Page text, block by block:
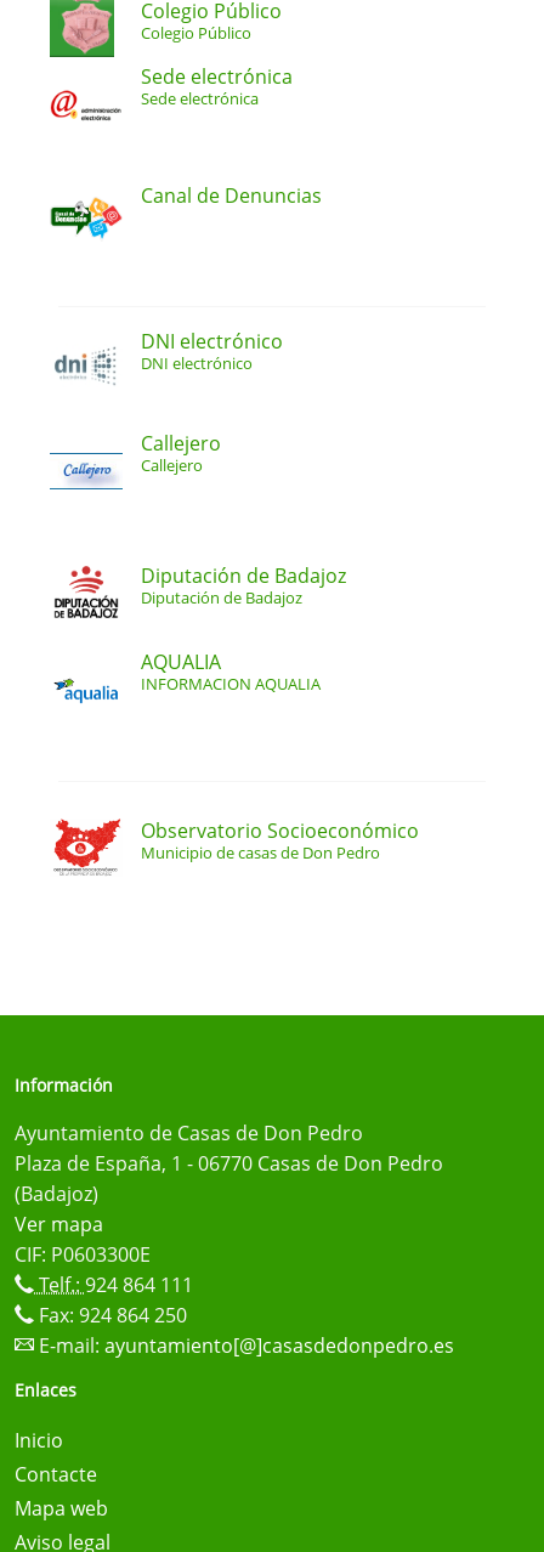
Colegio Público
Colegio Público
Sede electrónica
Sede electrónica
Canal de Denuncias
DNI electrónico
DNI electrónico
Callejero
Callejero
Diputación de Badajoz
Diputación de Badajoz
AQUALIA
INFORMACION AQUALIA
Observatorio Socioeconómico
Municipio de casas de Don Pedro
Información
Ayuntamiento de Casas de Don Pedro
Plaza de España, 1 - 06770 Casas de Don Pedro
(Badajoz)
Ver mapa
CIF: P0603300E
Telf.: 924 864 111
Fax: 924 864 250
E-mail: ayuntamiento[@]casasdedonpedro.es
Enlaces
Inicio
Contacte
Mapa web
Aviso legal